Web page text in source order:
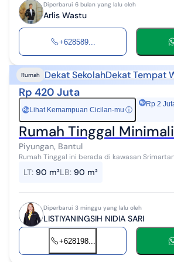
Diperbarui 6 bulan yang lalu oleh
Arlis Wastu
+628589...
Rumah Dekat SekolahDekat Tempat
Rp 420 Juta
Rp Lihat Kemampuan Cicilan-mu ⓘ
Rp 2
Rumah Tinggal
Piyungan, Bantul
Rumah Tinggal ini berada di kawasan
mudah menuju Kota ...
LT: 90 m²LB: 90 m²
Diperbarui 3 minggu yang lalu oleh
LISTIYANINGSIH NIDIA SARI
+628198...